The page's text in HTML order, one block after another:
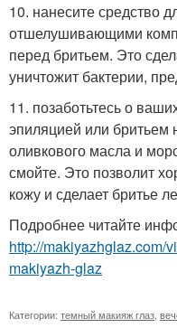
10. нанесите средство
отшелушивающими
перед бритьем. Это
уничтожит бактерии,
11. позаботьтесь о
эпиляцией или бритьем
оливкового масла и
смойте. Это позволит
кожу и сделает бритье
Подробнее читайте
http://makiyazhglaz.com/
makiyazh-glaz
Категории: темный макияж глаз